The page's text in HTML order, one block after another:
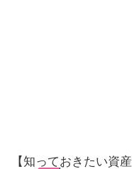
【知っておきたい資産